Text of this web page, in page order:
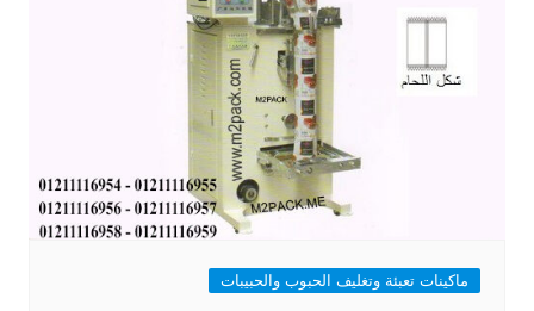
ماكينات تعبئة وتغليف الحبوب والحبيبات